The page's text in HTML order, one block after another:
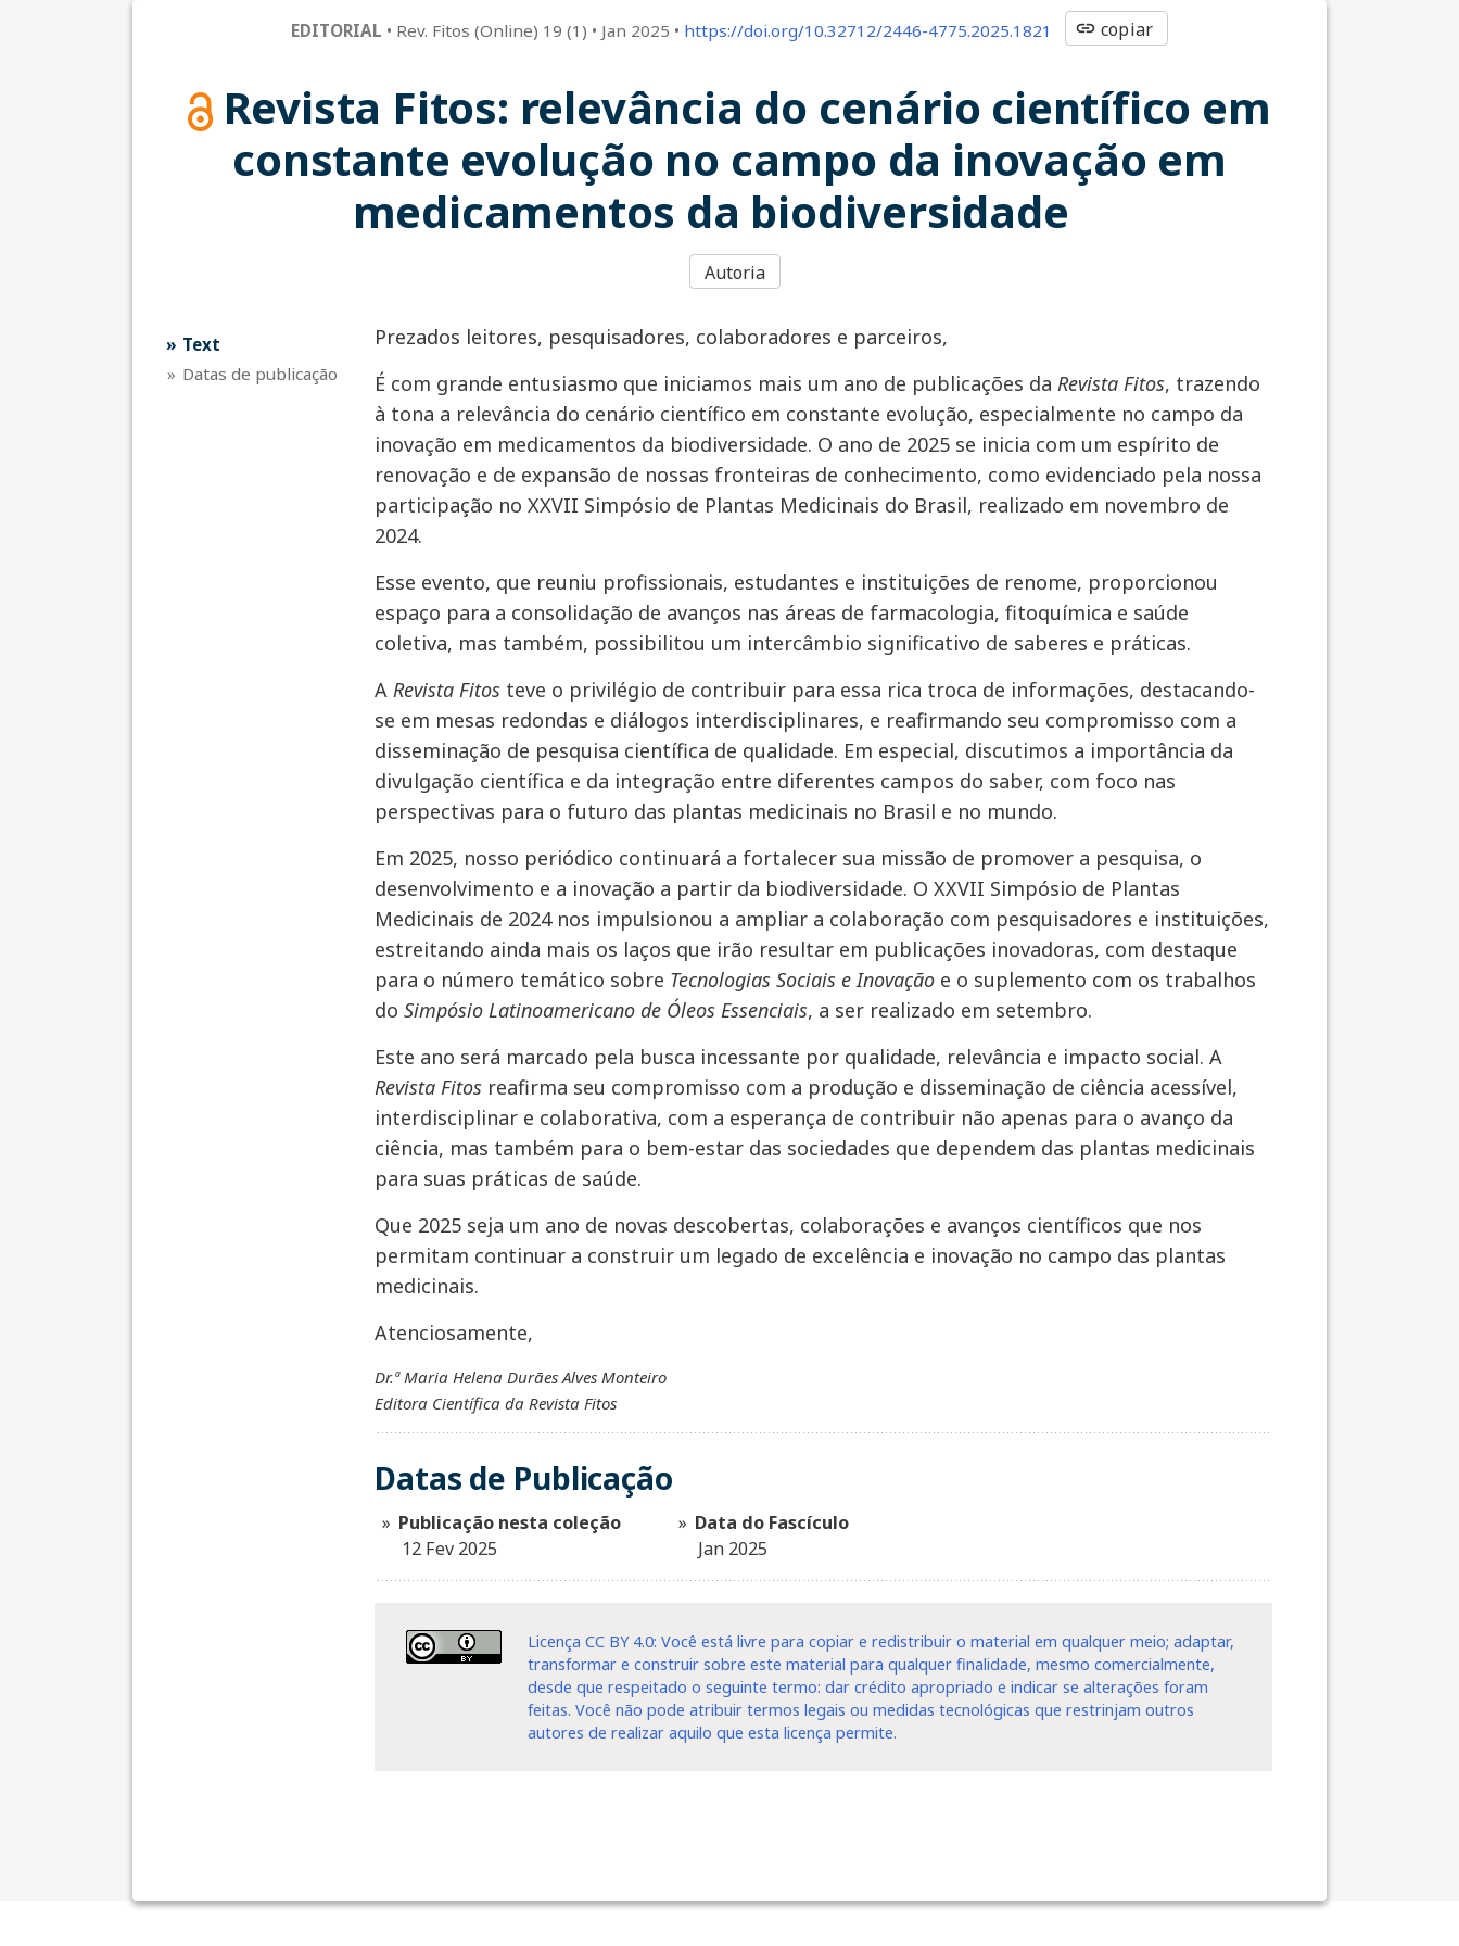
EDITORIAL • Rev. Fitos (Online) 19 (1) • Jan 2025 • https://doi.org/10.32712/2446-4775.2025.1821 link copiar
Revista Fitos: relevância do cenário científico em
constante evolução no campo da inovação em
medicamentos da biodiversidade
Autoria
text
datas de publicação
Prezados leitores, pesquisadores, colaboradores e parceiros,
É com grande entusiasmo que iniciamos mais um ano de publicações daRevista Fitos, trazendo
à tona a relevância do cenário científico em constante evolução, especialmente no campo da
inovação em medicamentos da biodiversidade. O ano de 2025 se inicia com um espírito de
renovação e de expansão de nossas fronteiras de conhecimento, como evidenciado pela nossa
participação no XXVII Simpósio de Plantas Medicinais do Brasil, realizado em novembro de
2024.
Esse evento, que reuniu profissionais, estudantes e instituições de renome, proporcionou
espaço para a consolidação de avanços nas áreas de farmacologia, fitoquímica e saúde
coletiva, mas também, possibilitou um intercâmbio significativo de saberes e práticas.
ARevista Fitos teve o privilégio de contribuir para essa rica troca de informações, destacando-
se em mesas redondas e diálogos interdisciplinares, e reafirmando seu compromisso com a
disseminação de pesquisa científica de qualidade. Em especial, discutimos a importância da
divulgação científica e da integração entre diferentes campos do saber, com foco nas
perspectivas para o futuro das plantas medicinais no Brasil e no mundo.
Em 2025, nosso periódico continuará a fortalecer sua missão de promover a pesquisa, o
desenvolvimento e a inovação a partir da biodiversidade. O XXVII Simpósio de Plantas
Medicinais de 2024 nos impulsionou a ampliar a colaboração com pesquisadores e instituições,
estreitando ainda mais os laços que irão resultar em publicações inovadoras, com destaque
para o número temático sobre Tecnologias Sociais e Inovação e o suplemento com os trabalhos
doSimpósio Latinoamericano de Óleos Essenciais, a ser realizado em setembro.
Este ano será marcado pela busca incessante por qualidade, relevância e impacto social. A
Revista Fitos reafirma seu compromisso com a produção e disseminação de ciência acessível,
interdisciplinar e colaborativa, com a esperança de contribuir não apenas para o avanço da
ciência, mas também para o bem-estar das sociedades que dependem das plantas medicinais
para suas práticas de saúde.
Que 2025 seja um ano de novas descobertas, colaborações e avanços científicos que nos
permitam continuar a construir um legado de excelência e inovação no campo das plantas
medicinais.
Atenciosamente,
Dr.ª Maria Helena Durães Alves Monteiro
Editora Científica da Revista Fitos
Datas de Publicação
Publicação nesta coleção
12 Fev 2025
Data do Fascículo
Jan 2025
Licença CC BY 4.0: Você está livre para copiar e redistribuir o material em qualquer meio; adaptar,
transformar e construir sobre este material para qualquer finalidade, mesmo comercialmente,
desde que respeitado o seguinte termo: dar crédito apropriado e indicar se alterações foram
feitas. Você não pode atribuir termos legais ou medidas tecnológicas que restrinjam outros
autores de realizar aquilo que esta licença permite.